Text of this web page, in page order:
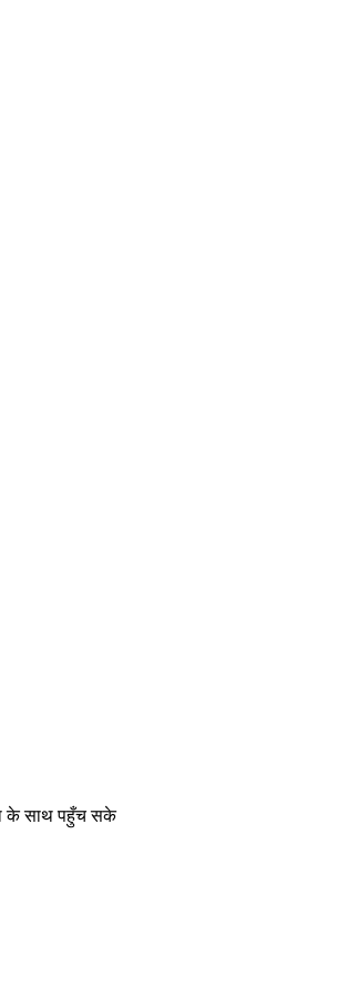
के साथ पहुँच सके